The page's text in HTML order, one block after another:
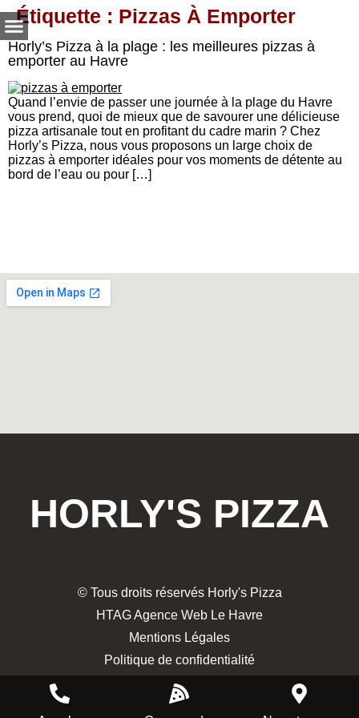
Étiquette : Pizzas À Emporter
Horly’s Pizza à la plage : les meilleures pizzas à
emporter au Havre
Quand l’envie de passer une journée à la plage du Havre
vous prend, quoi de mieux que de savourer une délicieuse
pizza artisanale tout en profitant du cadre marin ? Chez
Horly’s Pizza, nous vous proposons un large choix de
pizzas à emporter idéales pour vos moments de détente au
bord de l’eau ou pour […]
HORLY'S PIZZA
© Tous droits réservés Horly's Pizza
HTAG Agence Web Le Havre
Mentions Légales
Politique de confidentialité